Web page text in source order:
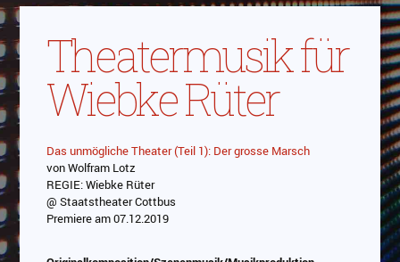
Theatermusik für
Wiebke Rüter
Das unmögliche Theater (Teil 1): Der grosse Marsch
von Wolfram Lotz
REGIE: Wiebke Rüter
@ Staatstheater Cottbus
Premiere am 07.12.2019